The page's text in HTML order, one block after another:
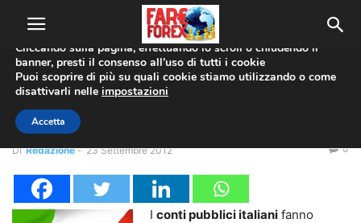
Home Economia
Economia
Conti pubblici italiani 2013
Di Redazione - 23 Settembre 2012 0
I conti pubblici italiani fanno
Utilizziamo i cookie per offrirti la migliore esperienza sul nostro
sito web.
Cliccando sulla pagina, effettuando lo scroll o chiudendo il
banner, presti il consenso all’uso di tutti i cookie
Puoi scoprire di più su quali cookie stiamo utilizzando o come
disattivarli nelle impostazioni
Accetta